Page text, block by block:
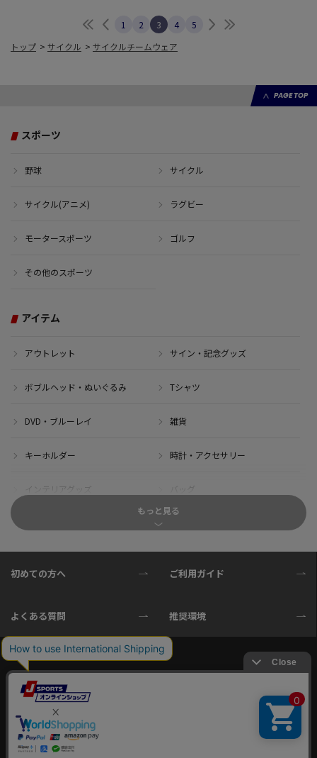
最初へ前へ
1 2 3 4 5 次へ
トップ > サイクル > サイクルチームウェア
PAGE TOP
スポーツ
野球 サイクル
サイクル(アニメ) ラグビー
モータースポーツ ゴルフ
その他のスポーツ
アイテム
アウトレット サイン・記念グッズ
ボブルヘッド・ぬいぐるみ Tシャツ
DVD・ブルーレイ 雑貨
キーホルダー 時計・アクセサリー
インテリアグッズ
サイクル小物 タオル・ブランケット
もっと見る
初めての方へ ご利用ガイド
よくある質問 推奨環境
Copyright© 2003 -2026 J SPORTS Corporation All Rights Reserved. No reproduction or
republication without written permission.
本サイトで使用している文章・画像等の無断での複製・転載を禁止します。